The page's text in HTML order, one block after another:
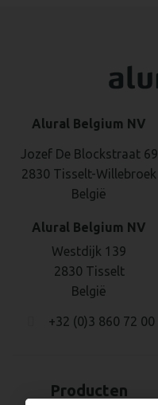
Alural Belgium NV
Jozef De Blockstraat 69
2830 Tisselt-Willebroek
België
Alural Belgium NV
Westdijk 139
2830 Tisselt
België
+32 (0)3 860 72 00
Producten